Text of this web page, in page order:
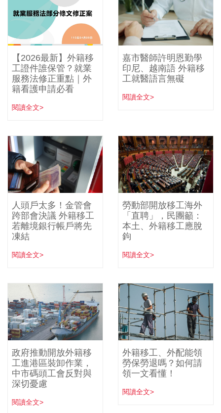
【2026最新】外籍移
工證件誰保管？就業
服務法修正重點｜外
籍看護申請必看
閱讀全文>
嘉市醫師許明恩勤學
印尼、越南語 外籍移
工就醫語言無礙
閱讀全文>
人頭戶太多！金管會
跨部會決議 外籍移工
若離境銀行帳戶將先
凍結
閱讀全文>
勞動部開放移工海外
「直聘」，民團籲：
本土、外籍移工應脫
鉤
閱讀全文>
政府推動開放外籍移
工進港區裝卸作業，
中市碼頭工會反對與
深切憂慮
閱讀全文>
外籍移工、外配能領
勞保勞退嗎？如何請
領一文看懂！
閱讀全文>